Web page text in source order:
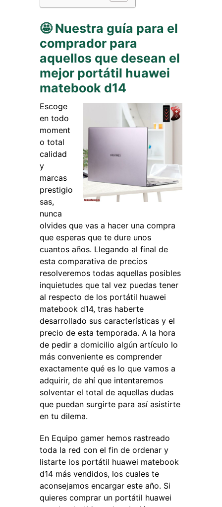
🤩 Nuestra guía para el
comprador para
aquellos que desean el
mejor portátil huawei
matebook d14
Escoge
en todo
moment
o total
calidad
y
marcas
prestigio
sas,
nunca
olvides que vas a hacer una compra
que esperas que te dure unos
cuantos años. Llegando al final de
esta comparativa de precios
resolveremos todas aquellas posibles
inquietudes que tal vez puedas tener
al respecto de los portátil huawei
matebook d14, tras haberte
desarrollado sus características y el
precio de esta temporada. A la hora
de pedir a domicilio algún artículo lo
más conveniente es comprender
exactamente qué es lo que vamos a
adquirir, de ahí que intentaremos
solventar el total de aquellas dudas
que puedan surgirte para así asistirte
en tu dilema.
En Equipo gamer hemos rastreado
toda la red con el fin de ordenar y
listarte los portátil huawei matebook
d14 más vendidos, los cuales te
aconsejamos encargar este año. Si
quieres comprar un portátil huawei